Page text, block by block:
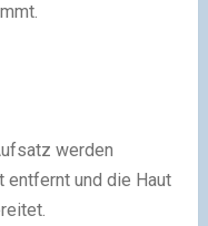
werden
und die Haut